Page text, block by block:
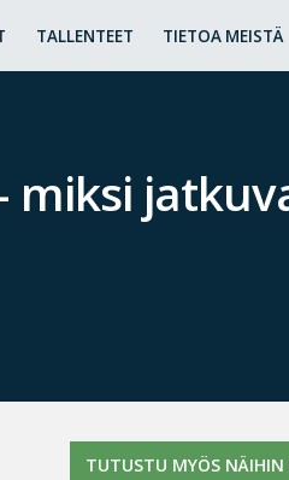
TALLENTEET TIETOA MEISTÄ
TUTUSTU MYÖS NÄIHIN